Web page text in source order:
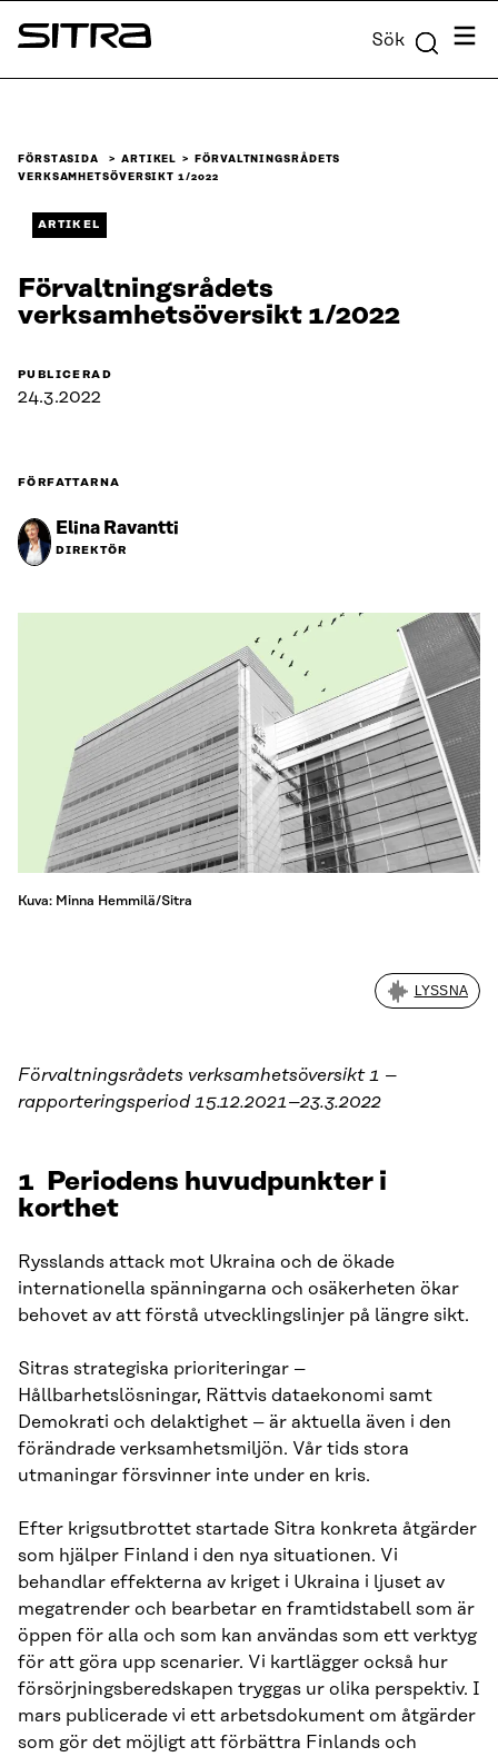
Skip to
content
Sitra Sök Meny
FÖRSTASIDA ARTIKEL
FÖRVALTNINGSRÅDETS
VERKSAMHETSÖVERSIKT 1/2022
ARTIKEL
Förvaltningsrådets
verksamhetsöversikt 1/2022
PUBLICERAD
24.3.2022
FÖRFATTARNA
Elina Ravantti
DIREKTÖR
Kuva: Minna Hemmilä/Sitra
LYSSNA
Förvaltningsrådets verksamhetsöversikt 1 –
rapporteringsperiod 15.12.2021–23.3.2022
1 Periodens huvudpunkter i
korthet
Rysslands attack mot Ukraina och de ökade
internationella spänningarna och osäkerheten ökar
behovet av att förstå utvecklingslinjer på längre sikt.
Sitras strategiska prioriteringar –
Hållbarhetslösningar, Rättvis dataekonomi samt
Demokrati och delaktighet – är aktuella även i den
förändrade verksamhetsmiljön. Vår tids stora
utmaningar försvinner inte under en kris.
Efter krigsutbrottet startade Sitra konkreta åtgärder
som hjälper Finland i den nya situationen. Vi
behandlar effekterna av kriget i Ukraina i ljuset av
megatrender och bearbetar en framtidstabell som är
öppen för alla och som kan användas som ett verktyg
för att göra upp scenarier. Vi kartlägger också hur
försörjningsberedskapen tryggas ur olika perspektiv. I
mars publicerade vi ett arbetsdokument om åtgärder
som gör det möjligt att förbättra Finlands och